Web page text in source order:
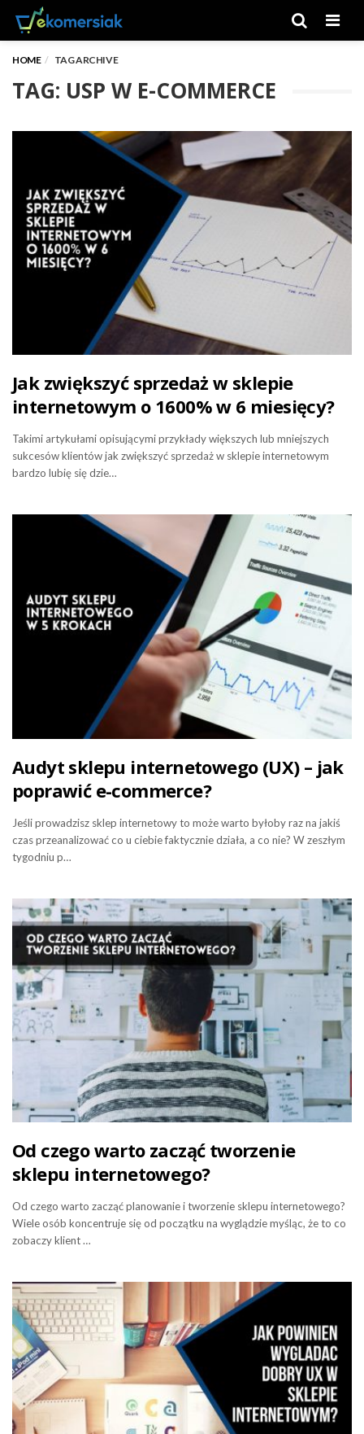
HOME TAG ARCHIVE
TAG: USP W E-COMMERCE
Jak zwiększyć sprzedaż w sklepie
internetowym o 1600% w 6 miesięcy?
Takimi artykułami opisującymi przykłady większych lub mniejszych
sukcesów klientów jak zwiększyć sprzedaż w sklepie internetowym
bardzo lubię się dzie…
Audyt sklepu internetowego (UX) – jak
poprawić e-commerce?
Jeśli prowadzisz sklep internetowy to może warto byłoby raz na jakiś
czas przeanalizować co u ciebie faktycznie działa, a co nie? W zeszłym
tygodniu p…
Od czego warto zacząć tworzenie
sklepu internetowego?
Od czego warto zacząć planowanie i tworzenie sklepu internetowego?
Wiele osób koncentruje się od początku na wyglądzie myśląc, że to co
zobaczy klient …